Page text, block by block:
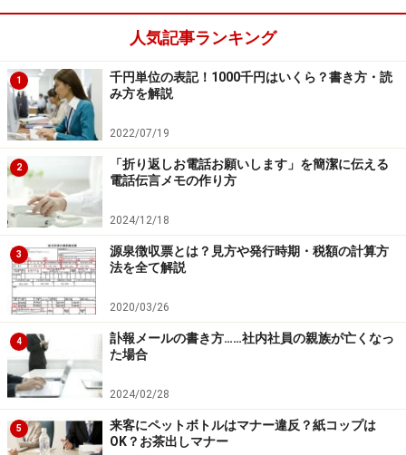
人気記事ランキング
1
千円単位の表記！1000千円はいくら？書き方・読
み方を解説
2022/07/19
2
「折り返しお電話お願いします」を簡潔に伝える
電話伝言メモの作り方
2024/12/18
3
源泉徴収票とは？見方や発行時期・税額の計算方
法を全て解説
2020/03/26
4
訃報メールの書き方……社内社員の親族が亡くなっ
た場合
2024/02/28
5
来客にペットボトルはマナー違反？紙コップは
OK？お茶出しマナー